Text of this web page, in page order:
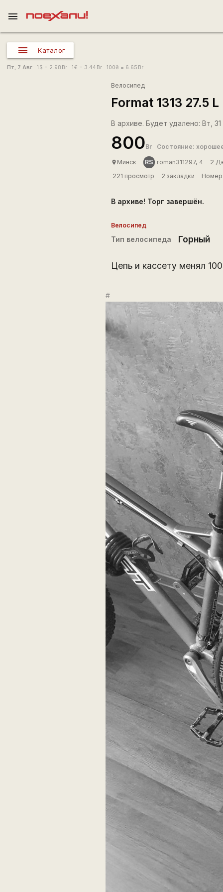
menu
Каталог
Пт, 7 Авг 1 $ = 2.98 Br 1€ = 3.44 Br 100₴ = 6.65 Br
Велосипед
Format 1313 27.5 L
В архиве. Будет удалено: Вт,
800Br Состояние:
place Минск RS roman311297, 4
2
221 просмотр
2 закладки Номер
В архиве! Торг завершён.
Велосипед
Тип велосипеда Горный
Цепь и кассету менял
#